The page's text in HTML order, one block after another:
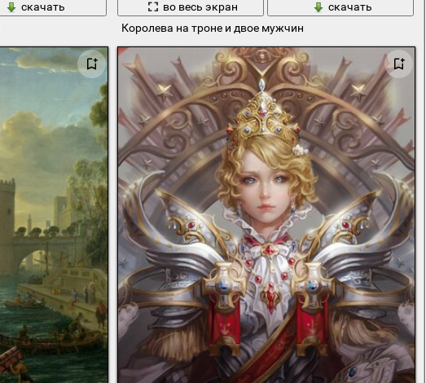
скачать
во весь экран
скачать
Королева на троне и двое мужчин